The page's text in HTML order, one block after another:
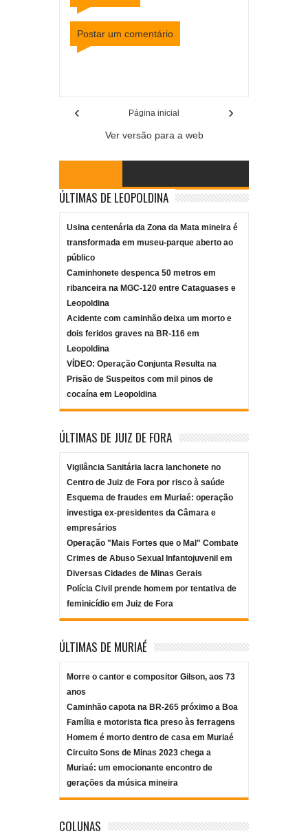
Postar um comentário
‹ ›
Página inicial
Ver versão para a web
ÚLTIMAS DE LEOPOLDINA
Usina centenária da Zona da Mata mineira é
transformada em museu-parque aberto ao
público
Caminhonete despenca 50 metros em
ribanceira na MGC-120 entre Cataguases e
Leopoldina
Acidente com caminhão deixa um morto e
dois feridos graves na BR-116 em
Leopoldina
VÍDEO: Operação Conjunta Resulta na
Prisão de Suspeitos com mil pinos de
cocaína em Leopoldina
ÚLTIMAS DE JUIZ DE FORA
Vigilância Sanitária lacra lanchonete no
Centro de Juiz de Fora por risco à saúde
Esquema de fraudes em Muriaé: operação
investiga ex-presidentes da Câmara e
empresários
Operação "Mais Fortes que o Mal" Combate
Crimes de Abuso Sexual Infantojuvenil em
Diversas Cidades de Minas Gerais
Polícia Civil prende homem por tentativa de
feminicídio em Juiz de Fora
ÚLTIMAS DE MURIAÉ
Morre o cantor e compositor Gilson, aos 73
anos
Caminhão capota na BR-265 próximo a Boa
Família e motorista fica preso às ferragens
Homem é morto dentro de casa em Muriaé
Circuito Sons de Minas 2023 chega a
Muriaé: um emocionante encontro de
gerações da música mineira
COLUNAS